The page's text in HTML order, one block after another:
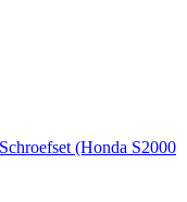
(Honda S2000